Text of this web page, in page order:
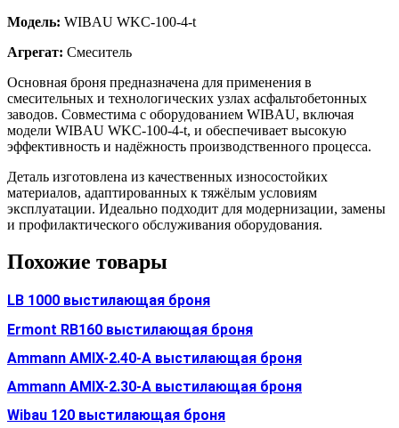
Модель: WIBAU WKC-100-4-t
Агрегат: Смеситель
Основная броня предназначена для применения в
смесительных и технологических узлах асфальтобетонных
заводов. Совместима с оборудованием WIBAU, включая
модели WIBAU WKC-100-4-t, и обеспечивает высокую
эффективность и надёжность производственного процесса.
Деталь изготовлена из качественных износостойких
материалов, адаптированных к тяжёлым условиям
эксплуатации. Идеально подходит для модернизации, замены
и профилактического обслуживания оборудования.
Похожие товары
LB 1000 выстилающая броня
Ermont RB160 выстилающая броня
Ammann AMIX-2.40-A выстилающая броня
Ammann AMIX-2.30-A выстилающая броня
Wibau 120 выстилающая броня